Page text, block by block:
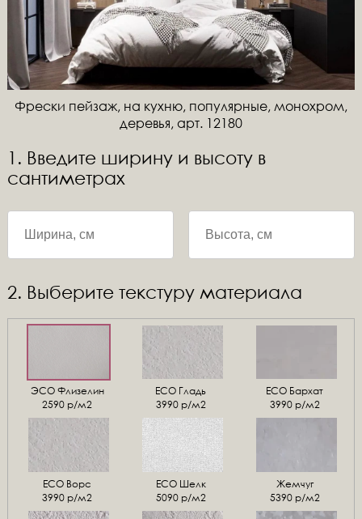
Фрески пейзаж, на кухню, популярные, монохром,
деревья, арт. 12180
1. Введите ширину и высоту в
сантиметрах
2. Выберите текстуру материала
ЭСО Флизелин
2590 р/м2
ЕСО Гладь
3990 р/м2
ECO Бархат
3990 р/м2
ЕСО Ворс
3990 р/м2
ЕСО Шелк
5090 р/м2
Жемчуг
5390 р/м2